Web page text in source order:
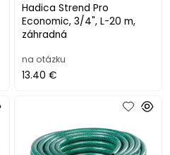
Hadica Strend Pro
Economic, 3/4", L-20 m,
záhradná
na otázku
13.40 €